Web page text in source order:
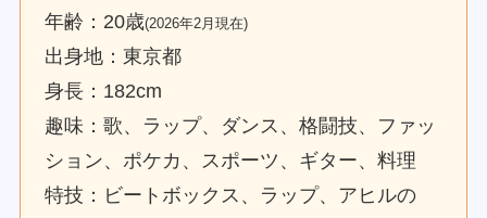
年齢：20歳(2026年2月現在)
出身地：東京都
身長：182cm
趣味：歌、ラップ、ダンス、格闘技、ファッ
ション、ポケカ、スポーツ、ギター、料理
特技：ビートボックス、ラップ、アヒルの